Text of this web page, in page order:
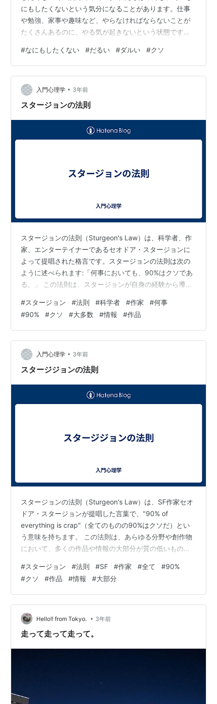
にもしたくないという気分になることがあります。仕事
や勉強、家事や趣味など、やらなければならないことが
たくさんあるのに、やる気が起きないという状態です。
#なにもしたくない #だるい #ダルい #クソ
入門心理学 • 3年前
スタージョンの法則
スタージョンの法則（Sturgeon's Law）は、科学者、作
家、エンターテイナーであるセオドア・スタージョンに
よって提唱された格言です。スタージョンの法則は次の
ように述べられます:「何事においても、90%はクソであ
る。」 この法則は、スタージョンが自身の経験から導き
則を表しています。スタージョンは、どの分野や領域に
おいても、大多数の情報や作品が低品質であるという考
えを持っていました。 この法則はしばしば、インターネ
ットやメディアの発展によって、大量の情報やコンテン
ツが容易に利用可能になった現代においても当てはまる
とされます。つまり、多くの情…
#スタージョン #法則 #科学者 #作家 #何事
#90% #クソ #大多数 #情報 #作品
入門心理学 • 3年前
スタージジョンの法則
スタージョンの法則（Sturgeon's Law）は、SF作家セオ
ドア・スタージョンが提唱した言葉で、"90% of
everything is crap"（全てのものの90%はクソだ）とい
う意味を持ちます。 この法則は、あらゆる分野や創作物
において、多くの作品や情報の大部分が質の低いもので
学を例に挙げながら、多くの作品が質的に劣るものであ
ることを指摘しましたが、この考えは他の分野やコンテ
ンツにも適用されることがあります。 スタージョンの法
則は、クオリティの低いものが存在することを受け入れ
つつも、その中から優れた作品や情報を見つけ出す努力
や選…
#スタージョン #法則 #SF #作家 #全て #90%
#クソ #作品 #情報 #大部分
Hello!! from Tokyo. • 3年前
走って走って走って。